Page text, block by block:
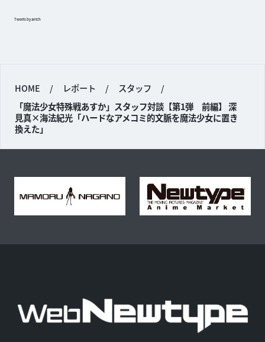
Tweets by antch
HOME / レポート / スタッフ
/
「魔法少女特殊戦あすか」スタッフ対談【第1弾 前編】 深
見真×海法紀光「ハードなアメコミ的文脈を魔法少女に置き
換えた」